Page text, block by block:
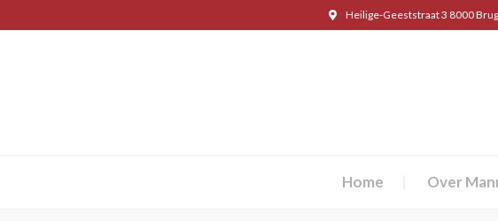
Heilige-Geeststraat 3 8000
Home Over